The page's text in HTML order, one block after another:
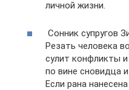
личной жизни.
Сонник супругов
Резать человека
сулит конфликты
по вине сновидца
Если рана